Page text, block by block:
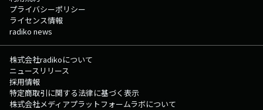
プライバシーポリシー
ライセンス情報
radiko news
株式会社radikoについて
ニュースリリース
採用情報
特定商取引に関する法律に基づく表示
株式会社メディアプラットフォームラボについて